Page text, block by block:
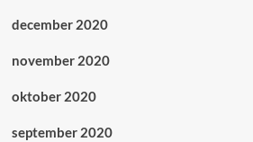
december 2020
november 2020
oktober 2020
september 2020